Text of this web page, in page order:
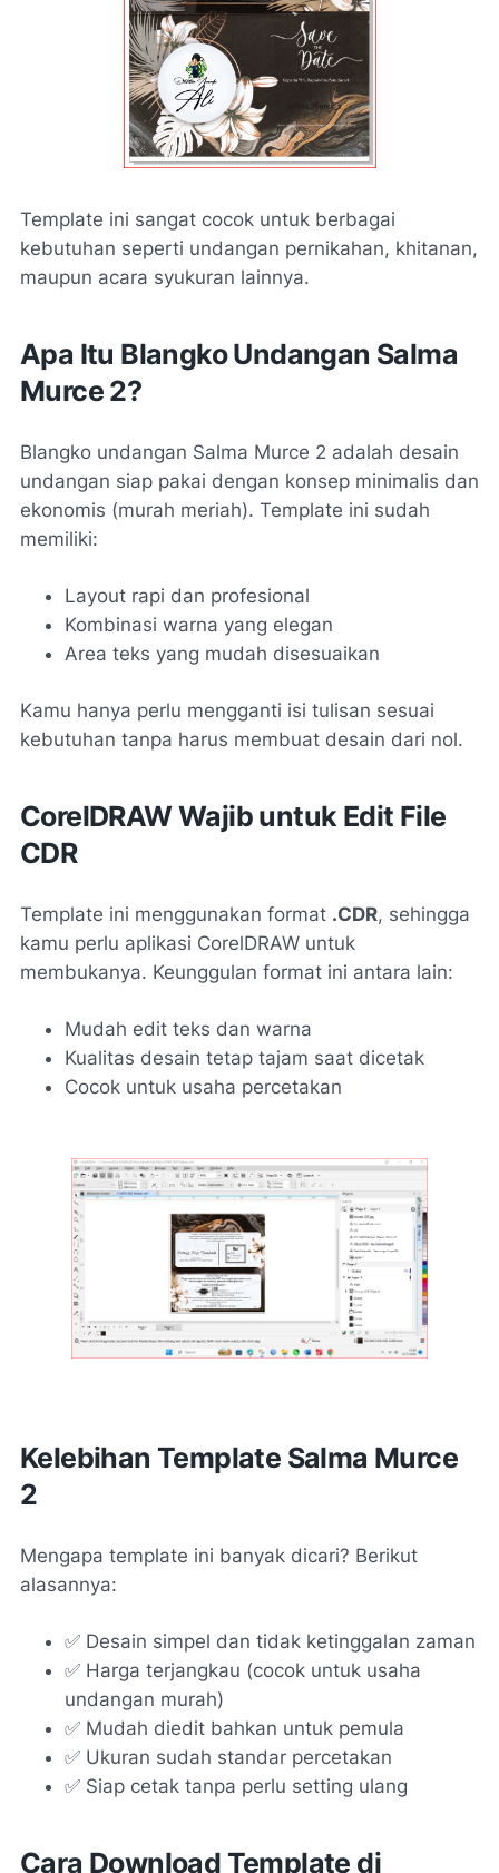
Template ini sangat cocok untuk berbagai
kebutuhan seperti undangan pernikahan, khitanan,
maupun acara syukuran lainnya.
Apa Itu Blangko Undangan Salma
Murce 2?
Blangko undangan Salma Murce 2 adalah desain
undangan siap pakai dengan konsep minimalis dan
ekonomis (murah meriah). Template ini sudah
memiliki:
Layout rapi dan profesional
Kombinasi warna yang elegan
Area teks yang mudah disesuaikan
Kamu hanya perlu mengganti isi tulisan sesuai
kebutuhan tanpa harus membuat desain dari nol.
CorelDRAWWajib untuk Edit File
CDR
Template ini menggunakan format .CDR, sehingga
kamu perlu aplikasi CorelDRAW untuk
membukanya. Keunggulan format ini antara lain:
Mudah edit teks dan warna
Kualitas desain tetap tajam saat dicetak
Cocok untuk usaha percetakan
Kelebihan Template Salma Murce
2
Mengapa template ini banyak dicari? Berikut
alasannya:
✅ Desain simpel dan tidak ketinggalan zaman
✅ Harga terjangkau (cocok untuk usaha
undangan murah)
✅ Mudah diedit bahkan untuk pemula
✅ Ukuran sudah standar percetakan
✅ Siap cetak tanpa perlu setting ulang
Cara Download Template di